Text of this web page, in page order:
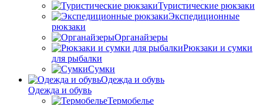
Туристические рюкзаки
Экспедиционные
рюкзаки
Органайзеры
Рюкзаки и сумки
для рыбалки
Сумки
Одежда и обувь
Одежда и обувь
Термобелье